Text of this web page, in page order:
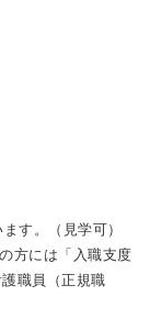
す。（見学可）
方には「入職支度
職員（正規職